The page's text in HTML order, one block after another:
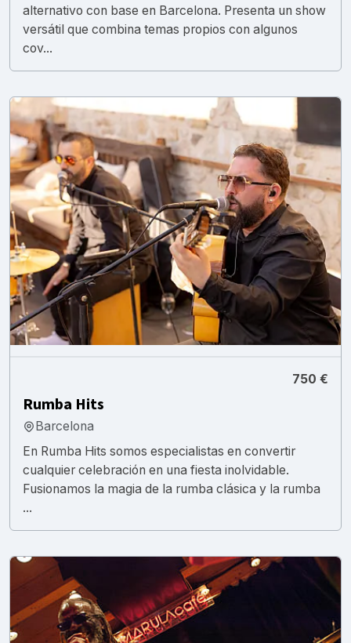
alternativo con base en Barcelona. Presenta un show
versátil que combina temas propios con algunos
cov...
750 €
Rumba Hits
Barcelona
En Rumba Hits somos especialistas en convertir
cualquier celebración en una fiesta inolvidable.
Fusionamos la magia de la rumba clásica y la rumba
...